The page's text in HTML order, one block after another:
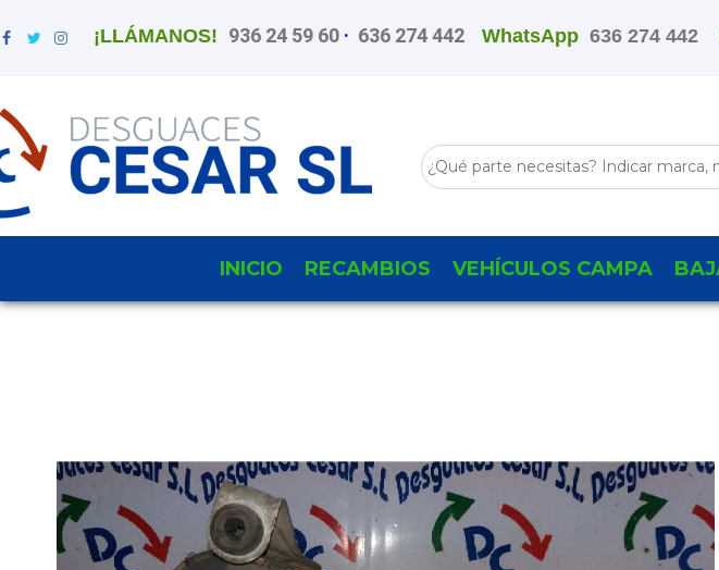
¡LLÁMANOS! 936 24 59 60 · 636 274 442 WhatsApp636 274 442
INICIO RECAMBIOS VEHÍCULOS CAMPA